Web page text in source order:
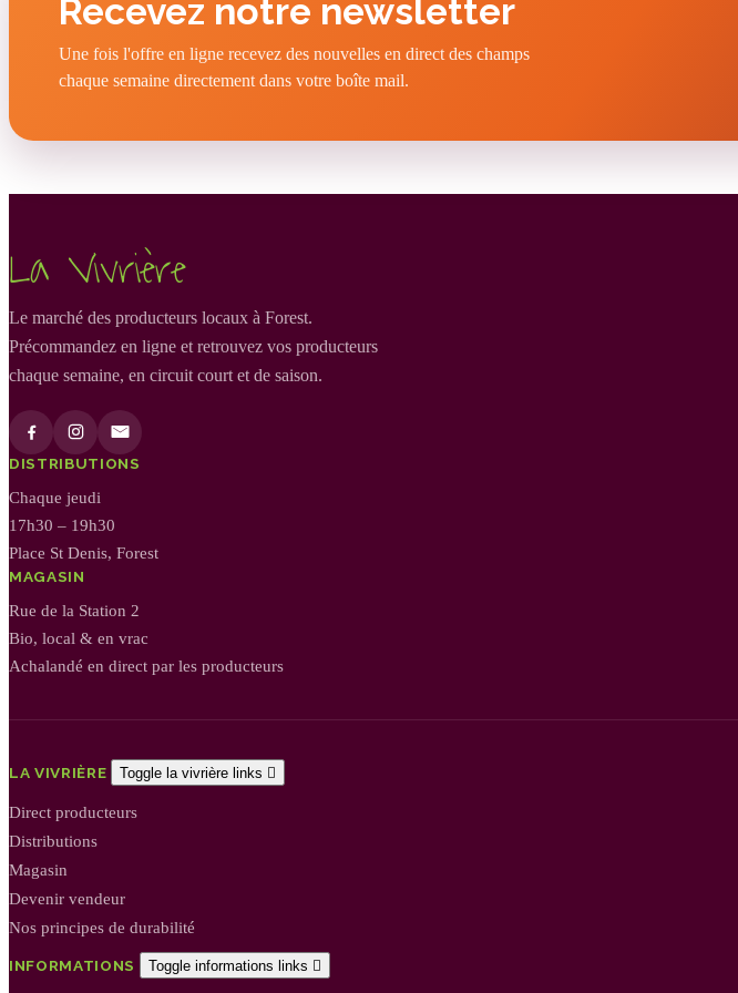
Recevez notre newsletter
Une fois l'offre en ligne recevez des nouvelles en direct des champs
chaque semaine directement dans votre boîte mail.
La Vivrière
Le marché des producteurs locaux à Forest.
Précommandez en ligne et retrouvez vos producteurs
chaque semaine, en circuit court et de saison.
DISTRIBUTIONS
Chaque jeudi
17h30 – 19h30
Place St Denis, Forest
MAGASIN
Rue de la Station 2
Bio, local & en vrac
Achalandé en direct par les producteurs
LA VIVRIÈRE Toggle la vivrière links 
Direct producteurs
Distributions
Magasin
Devenir vendeur
Nos principes de durabilité
INFORMATIONS Toggle informations links 